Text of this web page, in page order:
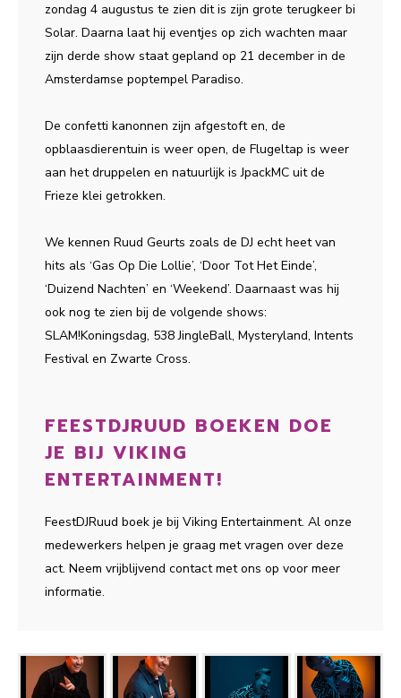
zondag 4 augustus te zien dit is zijn grote terugkeer bi
Solar. Daarna laat hij eventjes op zich wachten maar
zijn derde show staat gepland op 21 december in de
Amsterdamse poptempel Paradiso.
De confetti kanonnen zijn afgestoft en, de
opblaasdierentuin is weer open, de Flugeltap is weer
aan het druppelen en natuurlijk is JpackMC uit de
Frieze klei getrokken.
We kennen Ruud Geurts zoals de DJ echt heet van
hits als ‘Gas Op Die Lollie’, ‘Door Tot Het Einde’,
‘Duizend Nachten’ en ‘Weekend’. Daarnaast was hij
ook nog te zien bij de volgende shows:
SLAM!Koningsdag, 538 JingleBall, Mysteryland, Intents
Festival en Zwarte Cross.
FEESTDJRUUD BOEKEN DOE
JE BIJ VIKING
ENTERTAINMENT!
FeestDJRuud boek je bij Viking Entertainment. Al onze
medewerkers helpen je graag met vragen over deze
act. Neem vrijblijvend contact met ons op voor meer
informatie.